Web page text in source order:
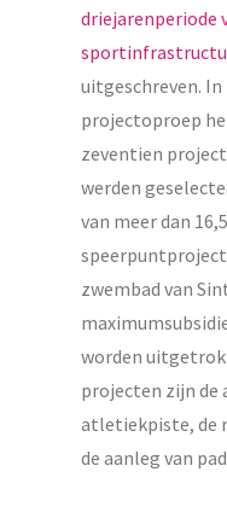
driejarenperiode
uitgeschreven. In
projectoproep
zeventien
werden
van meer dan
zwembad van
worden
projecten zijn de
atletiekpiste, de
de aanleg van